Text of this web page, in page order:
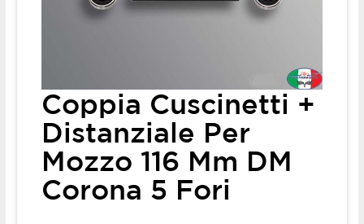
Coppia Cuscinetti +
Distanziale Per
Mozzo 116 Mm DM
Corona 5 Fori